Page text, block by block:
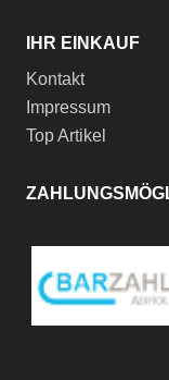
IHR EINKAUF
Kontakt
Impressum
Top Artikel